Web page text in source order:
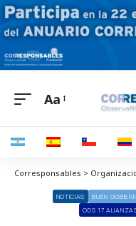
Aa
NOTICIAS BUEN
ODS 17